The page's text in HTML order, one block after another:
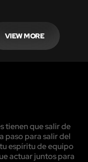
VIEW MORE
tienen que salir de
paso para salir del
espíritu de equipo
actuar juntos para